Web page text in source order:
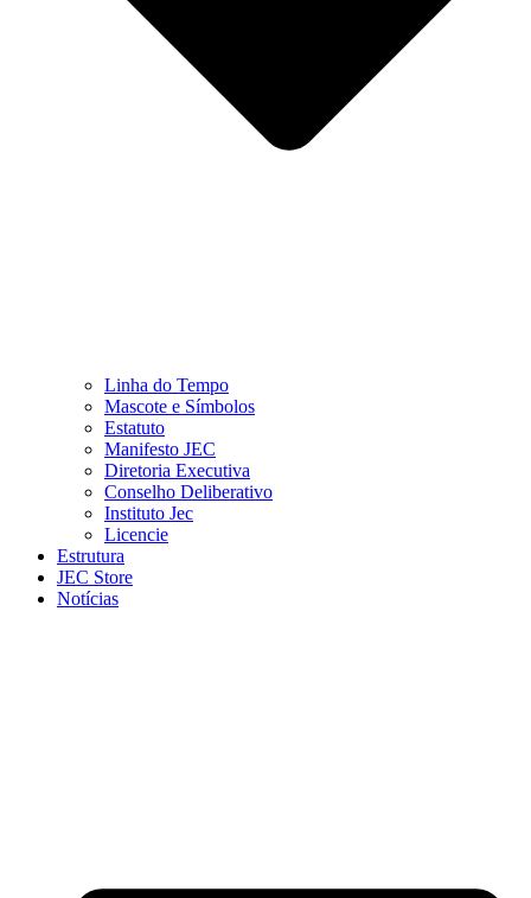
Linha do Tempo
Mascote e Símbolos
Estatuto
Manifesto JEC
Diretoria Executiva
Conselho Deliberativo
Instituto Jec
Licencie
Estrutura
JEC Store
Notícias